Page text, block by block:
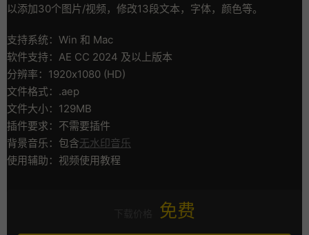
以添加30个图片/视频，修改13段文本，字体，颜色等。
支持系统：Win 和 Mac
软件支持：AE CC 2024 及以上版本
分辨率：1920x1080 (HD)
文件格式：.aep
文件大小：129MB
插件要求：不需要插件
背景音乐：包含无水印音乐
使用辅助：视频使用教程
免费